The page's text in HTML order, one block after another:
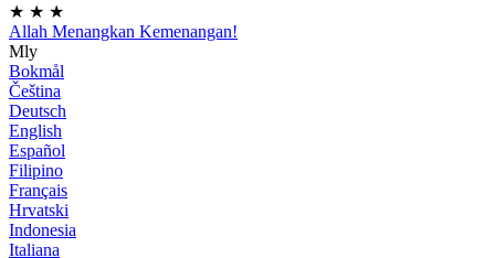
★ ★ ★
Allah Menangkan Kemenangan!
Mly
Bokmål
Čeština
Deutsch
English
Español
Filipino
Français
Hrvatski
Indonesia
Italiana